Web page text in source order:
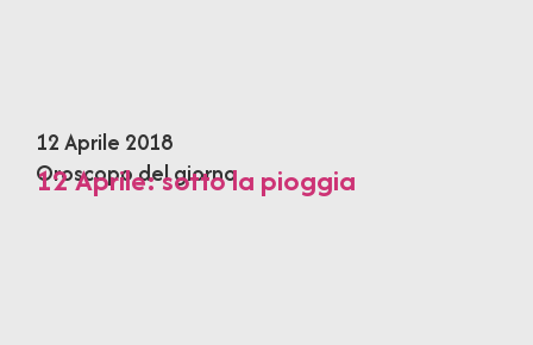
12 Aprile 2018
Oroscopo del giorno
12 Aprile: sotto la pioggia